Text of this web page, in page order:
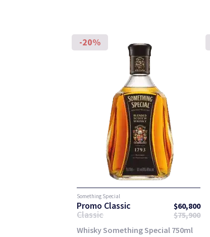
-20%
Something Special
Promo Classic $60,800
Classic $75,900
Whisky Something Special 750ml